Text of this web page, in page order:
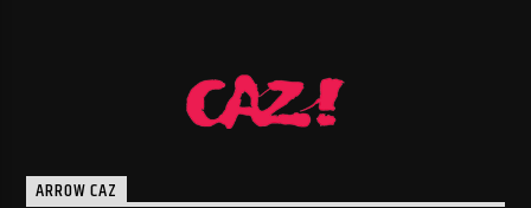
ARROW CAZ